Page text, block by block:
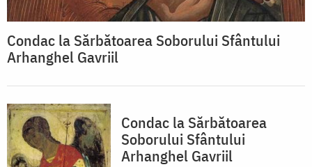
Condac la Sărbătoarea Soborului Sfântului
Arhanghel Gavriil
Condac la Sărbătoarea
Soborului Sfântului
Arhanghel Gavriil